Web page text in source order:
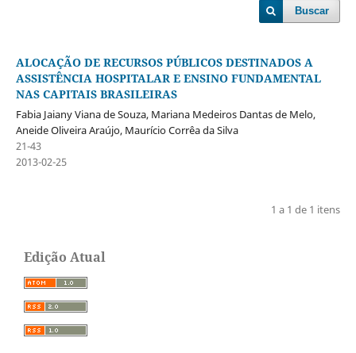
Buscar
ALOCAÇÃO DE RECURSOS PÚBLICOS DESTINADOS A
ASSISTÊNCIA HOSPITALAR E ENSINO FUNDAMENTAL
NAS CAPITAIS BRASILEIRAS
Fabia Jaiany Viana de Souza, Mariana Medeiros Dantas de Melo,
Aneide Oliveira Araújo, Maurício Corrêa da Silva
21-43
2013-02-25
1 a 1 de 1 itens
Edição Atual